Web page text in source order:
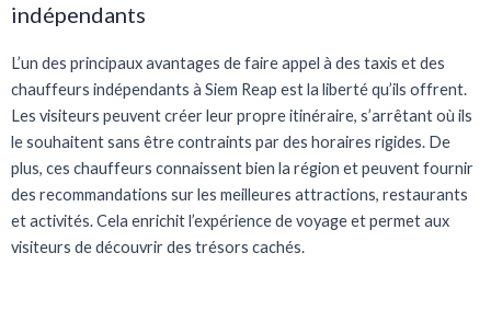
indépendants
L’un des principaux avantages de faire appel à des taxis et des
chauffeurs indépendants à Siem Reap est la liberté qu’ils offrent.
Les visiteurs peuvent créer leur propre itinéraire, s’arrêtant où ils
le souhaitent sans être contraints par des horaires rigides. De
plus, ces chauffeurs connaissent bien la région et peuvent fournir
des recommandations sur les meilleures attractions, restaurants
et activités. Cela enrichit l’expérience de voyage et permet aux
visiteurs de découvrir des trésors cachés.